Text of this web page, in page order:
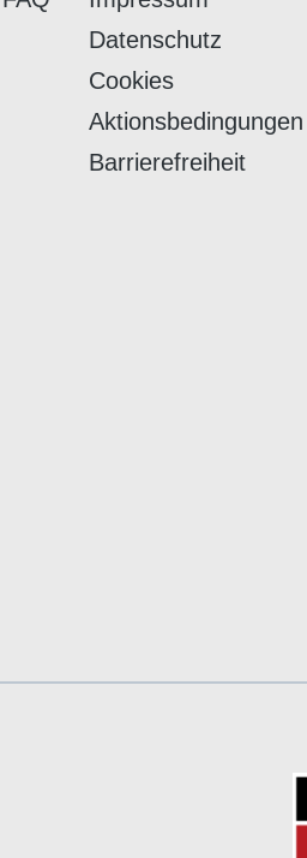
Datenschutz
Cookies
Aktionsbedingungen
Barrierefreiheit